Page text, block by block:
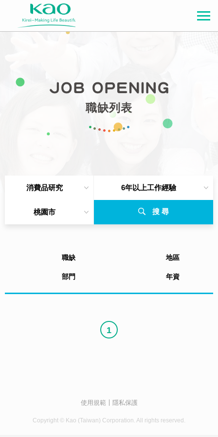
職缺列表
消費品研究 6年以上工作經驗
桃園市 搜 尋
職缺 地區
部門 年資
1
使用規範 隱私保護
Copyright © Kao (Taiwan) Corporation. All rights reserved.